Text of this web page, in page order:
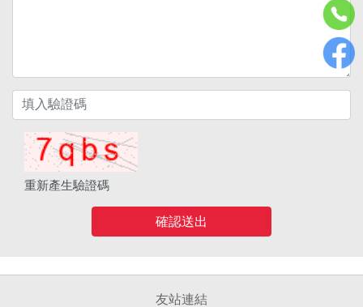
重新產生驗證碼
確認送出
友站連結